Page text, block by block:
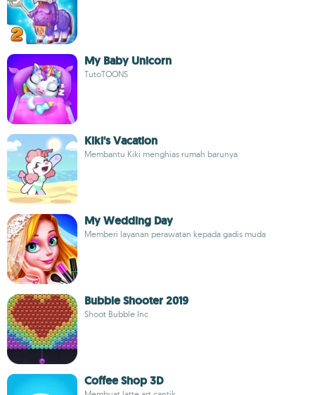
My Baby Unicorn
TutoTOONS
Kiki's Vacation
Membantu Kiki menghias rumah barunya
My Wedding Day
Memberi layanan perawatan kepada gadis muda
Bubble Shooter 2019
Shoot Bubble Inc
Coffee Shop 3D